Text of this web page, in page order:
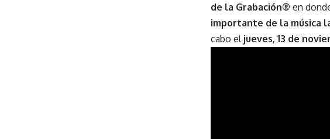
de la Grabación® en
importante de la música
cabo el jueves, 13 de